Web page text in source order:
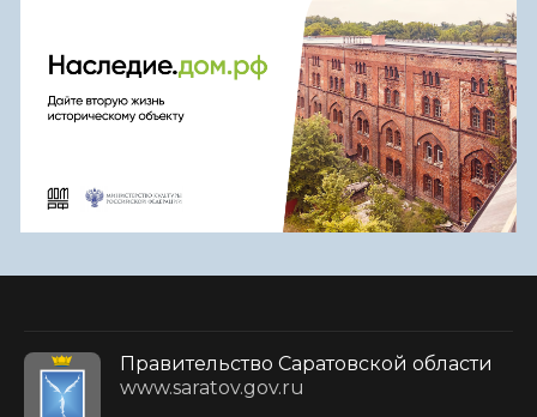
Правительство Саратовской области
www.saratov.gov.ru